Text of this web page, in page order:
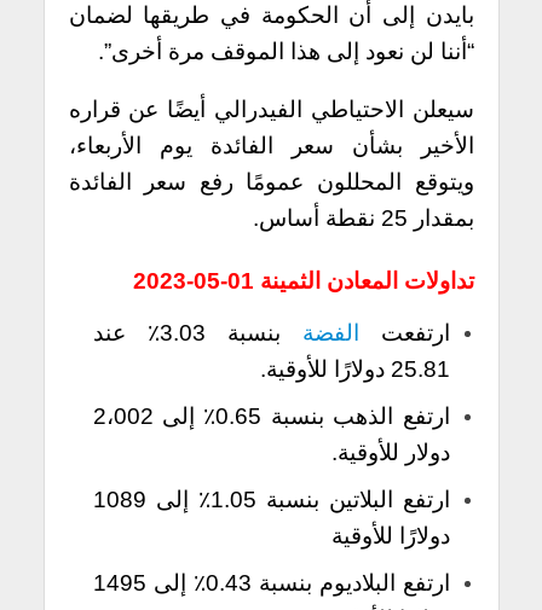
بايدن إلى أن الحكومة في طريقها لضمان
“أننا لن نعود إلى هذا الموقف مرة أخرى”.
سيعلن الاحتياطي الفيدرالي أيضًا عن قراره
الأخير بشأن سعر الفائدة يوم الأربعاء،
ويتوقع المحللون عمومًا رفع سعر الفائدة
بمقدار 25 نقطة أساس.
تداولات المعادن الثمينة 01-05-2023
ارتفعت الفضة
بنسبة 3.03٪ عند
25.81 دولارًا للأوقية.
ارتفع الذهب بنسبة 0.65٪ إلى 2،002
دولار للأوقية.
ارتفع البلاتين بنسبة 1.05٪ إلى 1089
دولارًا للأوقية
ارتفع البلاديوم بنسبة 0.43٪ إلى 1495